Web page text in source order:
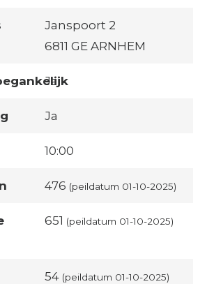
Janspoort 2
6811 GE ARNHEM
Ja
Ja
10:00
476 (peildatum 01-10-2025)
651 (peildatum 01-10-2025)
54 (peildatum 01-10-2025)